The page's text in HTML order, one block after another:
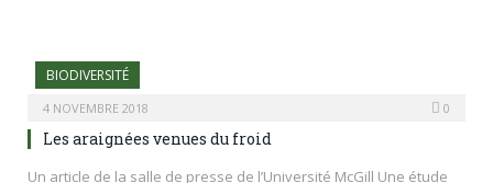
BIODIVERSITÉ
4 NOVEMBRE 2018 0
Les araignées venues du froid
Un article de la salle de presse de l’Université McGill Une étude